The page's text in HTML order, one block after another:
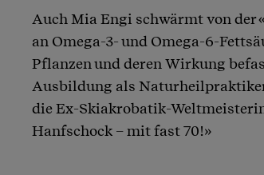
Auch Mia Engi schwärmt von der
an Omega-3- und Omega-6-
Pflanzen und deren Wirkung
Ausbildung als
die Ex-Skiakrobatik-
Hanfschock – mit fast 70!»